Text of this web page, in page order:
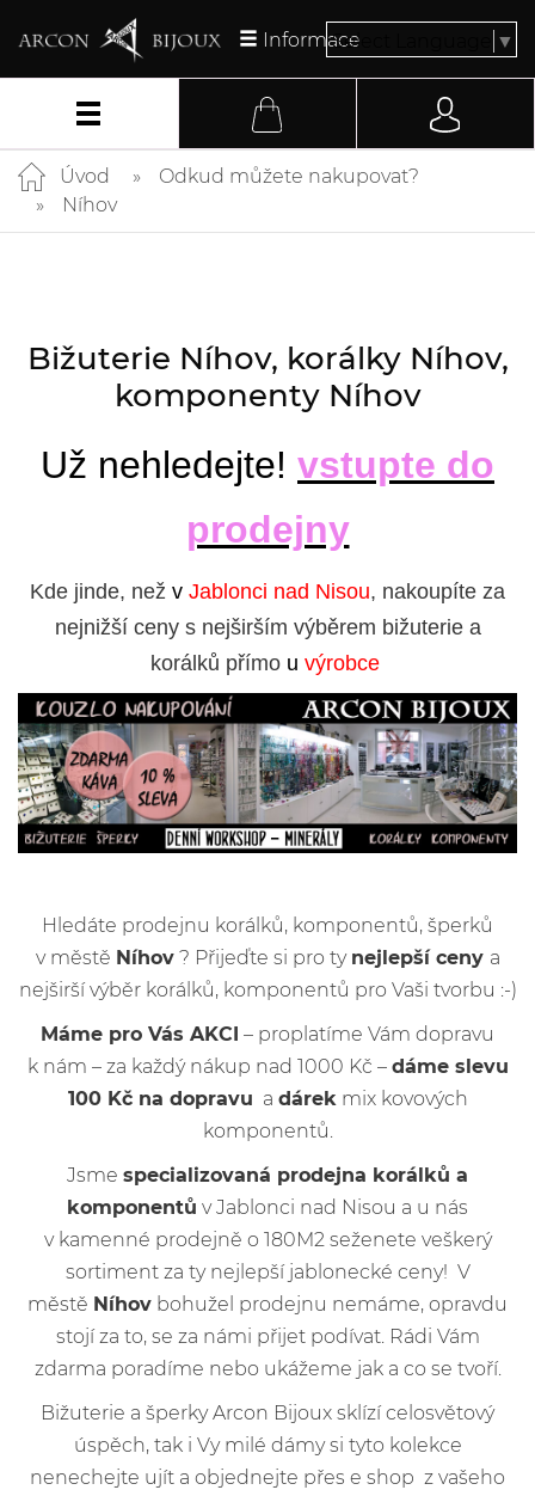
InformaceSelect Language ▼
Úvod
Odkud můžete nakupovat?
Níhov
Bižuterie Níhov, korálky Níhov,
komponenty Níhov
Už nehledejte! vstupte do
prodejny
Kde jinde, než v Jablonci nad Nisou, nakoupíte za
nejnižší ceny s nejširším výběrem bižuterie a
korálků přímo u výrobce
Hledáte prodejnu korálků, komponentů, šperků
v městě Níhov? Přijeďte si pro ty nejlepší ceny a
nejširší výběr korálků, komponentů pro Vaši tvorbu :-)
Máme pro Vás AKCI – proplatíme Vám dopravu
k nám – za každý nákup nad 1000 Kč – dáme slevu
100 Kč na dopravu a dárek mix kovových
komponentů.
Jsme specializovaná prodejna korálků a
komponentů v Jablonci nad Nisou a u nás
v kamenné prodejně o 180M2 seženete veškerý
sortiment za ty nejlepší jablonecké ceny! V
městě Níhov bohužel prodejnu nemáme, opravdu
stojí za to, se za námi přijet podívat. Rádi Vám
zdarma poradíme nebo ukážeme jak a co se tvoří.
Bižuterie a šperky Arcon Bijoux sklízí celosvětový
úspěch, tak i Vy milé dámy si tyto kolekce
nenechejte ujít a objednejte přes e shop z vašeho